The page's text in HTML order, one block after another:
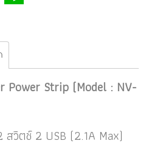
Power Strip (Model : NV-
สวิตช์ 2 USB (2.1A Max)